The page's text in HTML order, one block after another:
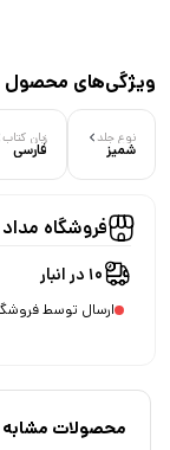
ویژگی‌های محصول
نوع جلد
شمیز
زبان کتاب
فارسی
فروشگاه
10 در انبار
ارسال توسط
محصولات مشابه